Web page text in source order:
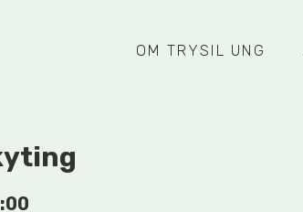
OM TRYSIL UNG